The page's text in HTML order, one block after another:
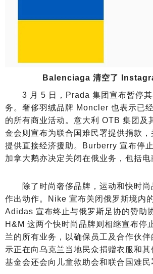
Balenciaga 清空了
3 月 5 日，Prada 集团宣布暂停其
务。奢侈羽绒品牌 Moncler 也表示已
的所有商业活动。意大利 OTB 集团及
金会则宣布为联合国难民署提供捐款
提供直接经济援助。Burberry 宣布停
加拿大鹅亦决定关闭在俄业务，包括电
除了时尚奢侈品牌，运动和快时尚
作出动作。Nike 宣布关闭俄罗斯境内
Adidas 宣布终止与俄罗斯足协的赞助
H&M 这两个快时尚品牌则相继宣布停
兰的所有业务，以确保员工及合作伙
示正在向乌克兰当地民众捐赠衣服和
基金会还会向儿童救助会和联合国难民